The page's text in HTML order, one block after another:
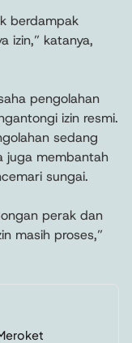
berdampak
izin,” katanya,
pengolahan
izin resmi.
sedang
juga membantah
sungai.
perak dan
masih proses,”